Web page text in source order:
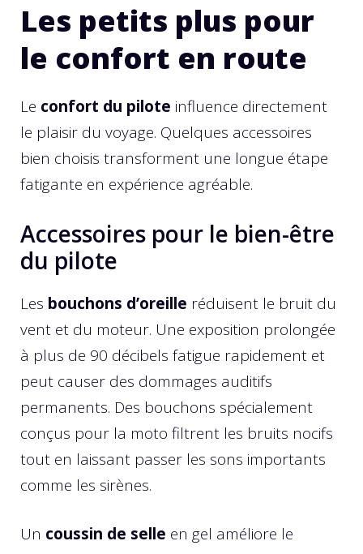
Les petits plus pour
le confort en route
Le confort du pilote influence directement
le plaisir du voyage. Quelques accessoires
bien choisis transforment une longue étape
fatigante en expérience agréable.
Accessoires pour le bien-être
du pilote
Les bouchons d’oreille réduisent le bruit du
vent et du moteur. Une exposition prolongée
à plus de 90 décibels fatigue rapidement et
peut causer des dommages auditifs
permanents. Des bouchons spécialement
conçus pour la moto filtrent les bruits nocifs
tout en laissant passer les sons importants
comme les sirènes.
Un coussin de selle en gel améliore le